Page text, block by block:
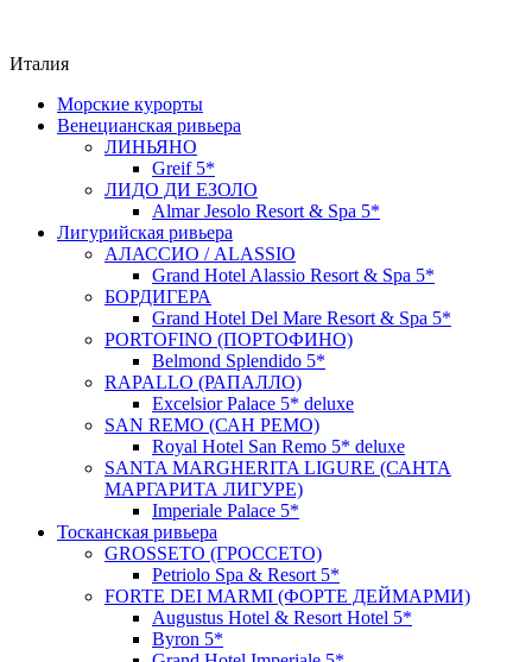
Италия
Морские курорты
Венецианская ривьера
ЛИНЬЯНО
Greif 5*
ЛИДО ДИ ЕЗОЛО
Almar Jesolo Resort & Spa 5*
Лигурийская ривьера
АЛАСCИО / ALASSIO
Grand Hotel Alassio Resort & Spa 5*
БОРДИГЕРА
Grand Hotel Del Mare Resort & Spa 5*
PORTOFINO (ПОРТОФИНО)
Belmond Splendidо 5*
RAPALLO (РАПАЛЛО)
Excelsior Palace 5* deluxe
SAN REMO (САН РЕМО)
Royal Hotel San Remo 5* deluxe
SANTA MARGHERITA LIGURE (САНТА
МАРГАРИТА ЛИГУРЕ)
Imperiale Palace 5*
Тосканская ривьера
GROSSETO (ГРОССЕТО)
Petriolo Spa & Resort 5*
FORTE DEI MARMI (ФОРТЕ ДЕЙМАРМИ)
Augustus Hotel & Resort Hotel 5*
Byron 5*